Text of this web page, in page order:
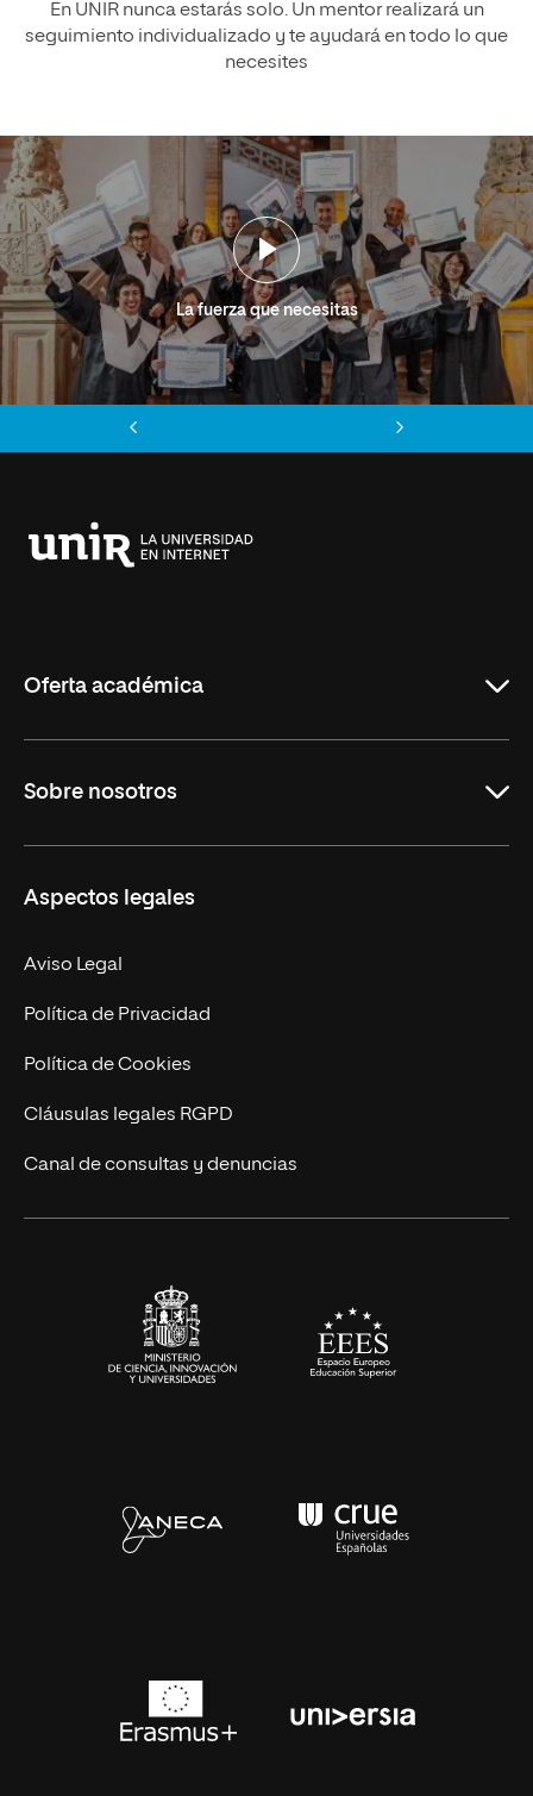
En UNIR nunca estarás solo. Un mentor realizará un
seguimiento individualizado y te ayudará en todo lo que
necesites
La fuerza que necesitas
Oferta académica
Másteres Oficiales
Doctorados
Experto Universitario
Postgrados
Cursos Universitarios
Sobre nosotros
Facultades
Nuestro Equipo
Trabaja en UNIR
Actualidad
UNIR Revista
Eventos
Aspectos legales
Aviso Legal
Política de Privacidad
Política de Cookies
Cláusulas legales RGPD
Canal de consultas y denuncias